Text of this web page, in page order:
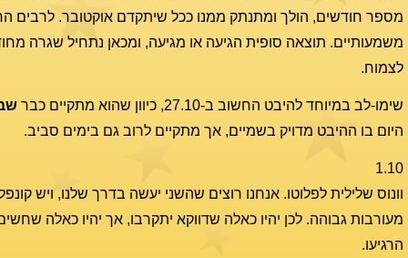
מספר חודשים, הולך ומתנתק ממנו ככל שיתקדם אוקטובר. לרבים
משמעותיים. תוצאה סופית הגיעה או מגיעה, ומכאן נתחיל שגרה
לצמוח.
שימו-לב במיוחד להיבט החשוב ב-27.10, כיוון שהוא מתקיים כבר
היום בו ההיבט מדויק בשמיים, אך מתקיים לרוב גם בימים סביב.
1.10
וונוס שלילית לפלוטו. אנחנו רוצים שהשני יעשה בדרך שלנו, ויש
מעורבות גבוהה. לכן יהיו כאלה שדווקא יתקרבו, אך יהיו כאלה
הרגיעו.